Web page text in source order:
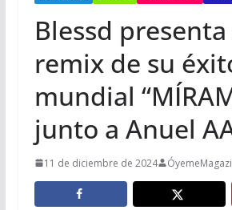
Blessd presenta
remix de su
mundial
junto a Anuel
11 de diciembre de 2024